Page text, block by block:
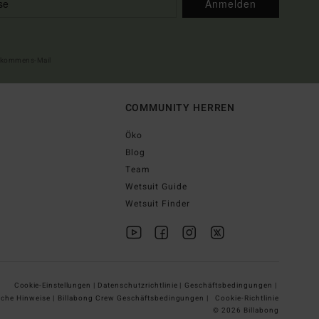
Anmelden
COMMUNITY HERREN
Öko
Blog
Team
Wetsuit Guide
Wetsuit Finder
Cookie-Einstellungen | Datenschutzrichtlinie | Geschäftsbedingungen |
Hinweise | Billabong Crew Geschäftsbedingungen |
Cookie-Richtlinie
© 2026 Billabong